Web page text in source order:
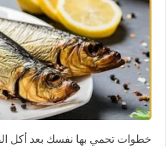
خطوات تحمي بها نفسك بعد أكل